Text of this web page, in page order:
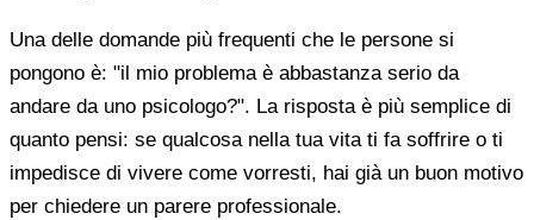
Una delle domande più frequenti che le persone si
pongono è: "il mio problema è abbastanza serio da
andare da uno psicologo?". La risposta è più semplice di
quanto pensi: se qualcosa nella tua vita ti fa soffrire o ti
impedisce di vivere come vorresti, hai già un buon motivo
per chiedere un parere professionale.